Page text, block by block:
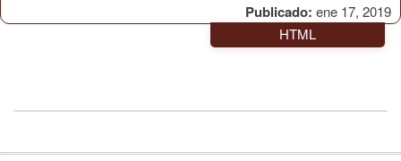
Publicado: ene 17, 2019
HTML